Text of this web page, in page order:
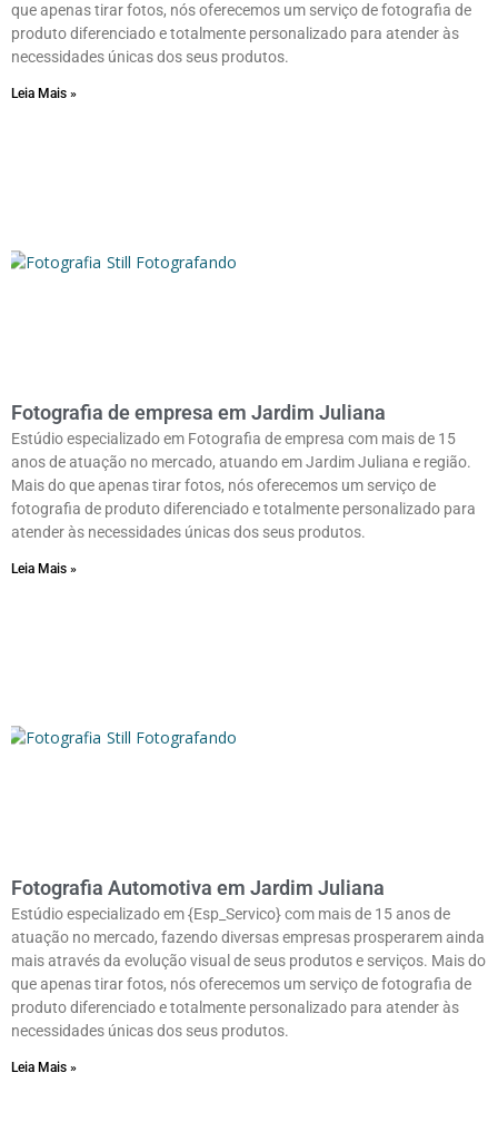
que apenas tirar fotos, nós oferecemos um serviço de fotografia de
produto diferenciado e totalmente personalizado para atender às
necessidades únicas dos seus produtos.
Leia Mais »
Fotografia de empresa em Jardim Juliana
Estúdio especializado em Fotografia de empresa com mais de 15
anos de atuação no mercado, atuando em Jardim Juliana e região.
Mais do que apenas tirar fotos, nós oferecemos um serviço de
fotografia de produto diferenciado e totalmente personalizado para
atender às necessidades únicas dos seus produtos.
Leia Mais »
Fotografia Automotiva em Jardim Juliana
Estúdio especializado em {Esp_Servico} com mais de 15 anos de
atuação no mercado, fazendo diversas empresas prosperarem ainda
mais através da evolução visual de seus produtos e serviços. Mais do
que apenas tirar fotos, nós oferecemos um serviço de fotografia de
produto diferenciado e totalmente personalizado para atender às
necessidades únicas dos seus produtos.
Leia Mais »